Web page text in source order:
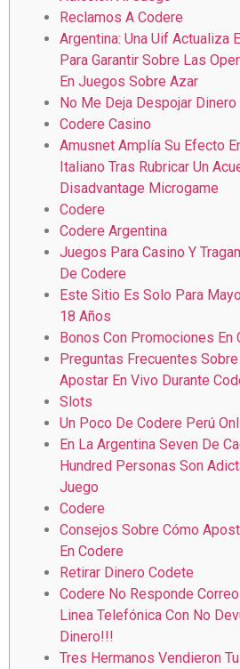
Reclamos A Codere
Argentina: Una Uif Actualiza
Para Garantir Sobre Las
En Juegos Sobre Azar
No Me Deja Despojar Dinero
Codere Casino
Amusnet Amplía Su Efecto
Italiano Tras Rubricar Un
Disadvantage Microgame
Codere
Codere Argentina
Juegos Para Casino Y
De Codere
Este Sitio Es Solo Para
18 Años
Bonos Con Promociones En
Preguntas Frecuentes
Apostar En Vivo Durante
Slots
Un Poco De Codere Perú
En La Argentina Seven De
Hundred Personas Son
Juego
Codere
Consejos Sobre Cómo
En Codere
Retirar Dinero Codete
Codere No Responde
Linea Telefónica Con No
Dinero!!!
Tres Hermanos Vendieron